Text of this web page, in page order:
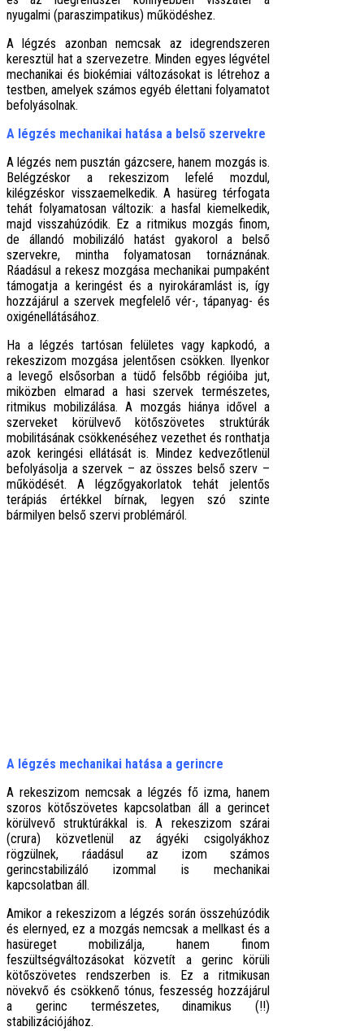
nyugalmi (paraszimpatikus) működéshez.
A légzés azonban nemcsak az idegrendszeren
keresztül hat a szervezetre. Minden egyes légvétel
mechanikai és biokémiai változásokat is létrehoz a
testben, amelyek számos egyéb élettani folyamatot
befolyásolnak.
A légzés mechanikai hatása a belső szervekre
A légzés nem pusztán gázcsere, hanem mozgás is.
Belégzéskor a rekeszizom lefelé mozdul,
kilégzéskor visszaemelkedik. A hasüreg térfogata
tehát folyamatosan változik: a hasfal kiemelkedik,
majd visszahúzódik. Ez a ritmikus mozgás finom,
de állandó mobilizáló hatást gyakorol a belső
szervekre, mintha folyamatosan tornáznának.
Ráadásul a rekesz mozgása mechanikai pumpaként
támogatja a keringést és a nyirokáramlást is, így
hozzájárul a szervek megfelelő vér-, tápanyag- és
oxigénellátásához.
Ha a légzés tartósan felületes vagy kapkodó, a
rekeszizom mozgása jelentősen csökken. Ilyenkor
a levegő elsősorban a tüdő felsőbb régióiba jut,
miközben elmarad a hasi szervek természetes,
ritmikus mobilizálása. A mozgás hiánya idővel a
szerveket körülvevő kötőszövetes struktúrák
mobilitásának csökkenéséhez vezethet és ronthatja
azok keringési ellátását is. Mindez kedvezőtlenül
befolyásolja a szervek – az összes belső szerv –
működését. A légzőgyakorlatok tehát jelentős
terápiás értékkel bírnak, legyen szó szinte
bármilyen belső szervi problémáról.
A légzés mechanikai hatása a gerincre
A rekeszizom nemcsak a légzés fő izma, hanem
szoros kötőszövetes kapcsolatban áll a gerincet
körülvevő struktúrákkal is. A rekeszizom szárai
(crura) közvetlenül az ágyéki csigolyákhoz
rögzülnek, ráadásul az izom számos
gerincstabilizáló izommal is mechanikai
kapcsolatban áll.
Amikor a rekeszizom a légzés során összehúzódik
és elernyed, ez a mozgás nemcsak a mellkast és a
hasüreget mobilizálja, hanem finom
feszültségváltozásokat közvetít a gerinc körüli
kötőszövetes rendszerben is. Ez a ritmikusan
növekvő és csökkenő tónus, feszesség hozzájárul
a gerinc természetes, dinamikus (!!)
stabilizációjához.